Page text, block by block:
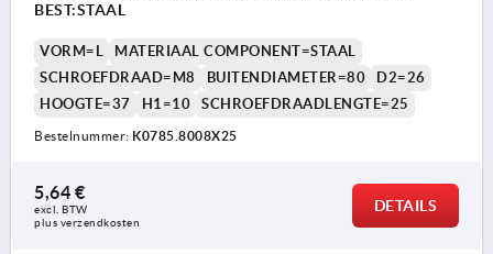
BEST:STAAL
VORM=L
MATERIAAL COMPONENT=STAAL
SCHROEFDRAAD=M8
BUITENDIAMETER=80
D2=26
HOOGTE=37
H1=10 SCHROEFDRAADLENGTE=25
Bestelnummer: K0785.8008X25
5,64 €
excl. BTW
plus verzendkosten
DETAILS